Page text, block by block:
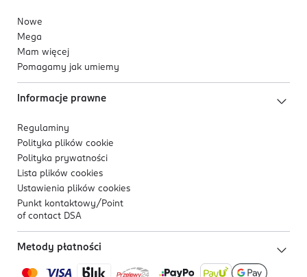
Nowe
Mega
Mam więcej
Pomagamy jak umiemy
Informacje prawne
Regulaminy
Polityka plików cookie
Polityka prywatności
Lista plików cookies
Ustawienia plików cookies
Punkt kontaktowy/ Point
of contact DSA
Metody płatności